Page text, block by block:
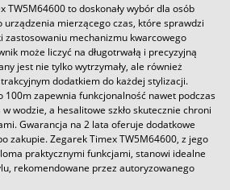
TW5M64600 to doskonały wybór dla osób
urządzenia mierzącego czas, które sprawdzi
zastosowaniu mechanizmu kwarcowego
może liczyć na długotrwałą i precyzyjną
jest nie tylko wytrzymały, ale również
dodatkiem do każdej stylizacji.
100m zapewnia funkcjonalność nawet podczas
wodzie, a hesalitowe szkło skutecznie chroni
Gwarancja na 2 lata oferuje dodatkowe
zakupie. Zegarek Timex TW5M64600, z jego
praktycznymi funkcjami, stanowi idealne
rekomendowane przez autoryzowanego